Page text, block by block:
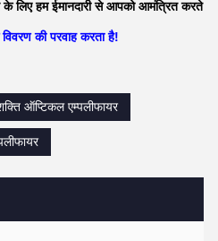
लिए हम ईमानदारी से आपको आमंत्रित करते
की परवाह करता है!
ऑप्टिकल एम्पलीफायर